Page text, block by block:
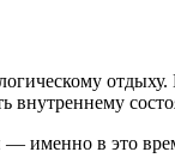
именно в это